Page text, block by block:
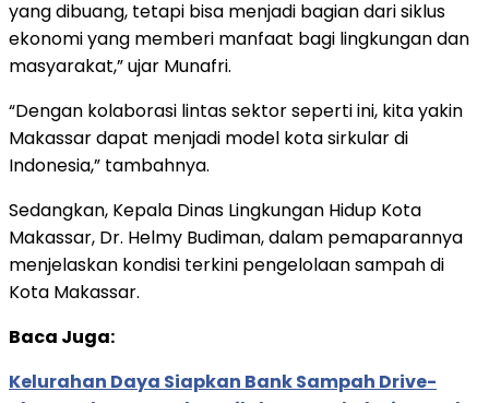
yang dibuang, tetapi bisa menjadi bagian dari siklus
ekonomi yang memberi manfaat bagi lingkungan dan
masyarakat,” ujar Munafri.
“Dengan kolaborasi lintas sektor seperti ini, kita yakin
Makassar dapat menjadi model kota sirkular di
Indonesia,” tambahnya.
Sedangkan, Kepala Dinas Lingkungan Hidup Kota
Makassar, Dr. Helmy Budiman, dalam pemaparannya
menjelaskan kondisi terkini pengelolaan sampah di
Kota Makassar.
Baca Juga:
Kelurahan Daya Siapkan Bank Sampah Drive-